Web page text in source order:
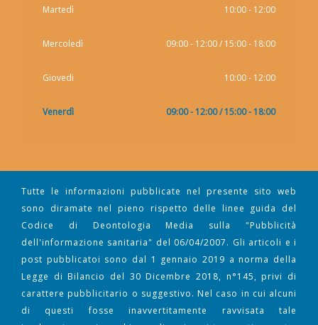
Martedì 10:00 - 12:00
Mercoledì 09:00 - 12:00 / 15:00 - 18:00
Giovedi 10:00 - 12:00
Venerdì 09:00 - 12:00 / 15:00 - 18:00
Tutte le informazioni pubblicate nel presente sito web
sono diramate nel pieno rispetto delle linee guida del
Codice di Deontologia Media sulla "Pubblicità
dell'informazione sanitaria" del 06/04/2007. Gli articoli e i
post pubblicatoi sono dal 1 gennaio 2019 a norma della
Legge di Bilancio del 30 Dicembre 2018, n°145, privi di
carattere pubblicitario o suggestivo. Nel caso in cui alcuni
di questi fosse inavvertitamente ravvisata tale